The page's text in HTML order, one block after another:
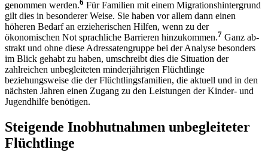
genommen werden.
Für Familien mit einem Migra­tionshintergrund
gilt dies in besonderer Weise. Sie haben vor allem dann einen
höheren Bedarf an ­erzieherischen Hilfen, wenn zu der
ökonomischen Not sprach­liche Barrieren hinzukommen.7 Ganz ab­
strakt und ohne diese Adressatengruppe bei der Analyse besonders
im Blick gehabt zu ha­ben, umschreibt dies die Situation der
zahlreichen unbegleiteten minderjährigen Flüchtlinge
beziehungsweise die der Flüchtlingsfamilien, die aktuell und in den
nächsten Jahren einen Zugang zu den Leistungen der Kinder- und
Jugendhilfe be­nötigen.
Steigende Inobhutnahmen unbegleiteter
Flüchtlinge